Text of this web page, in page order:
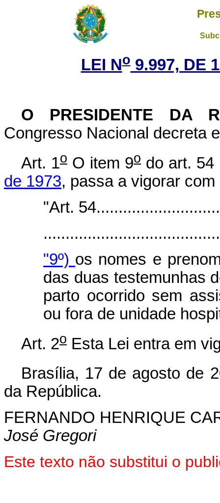
LEI No9.997, DE
O PRESIDENTE DA
Congresso Nacional decreta
Art. 1o O item 9odo art.
de 1973, passa a vigorar
"Art.
"9º) os nomes e
das duas testemunhas
parto ocorrido sem
ou fora de unidade
Art. 2o Esta Lei entra em
Brasília, 17 de agosto de
da República.
FERNANDO HENRIQUE
José Gregori
Este texto não substitui o